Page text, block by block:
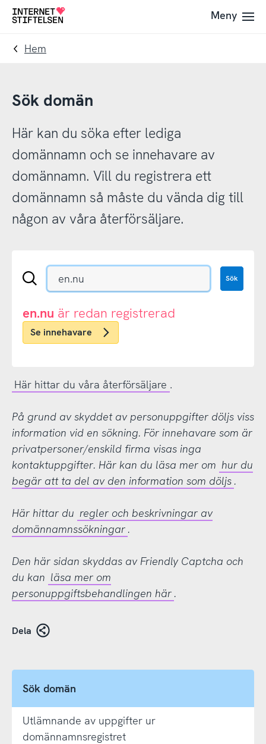
Till
navigering
Till
innehåll
Till
Meny
Hem
Sök domän
Här kan du söka efter lediga
domännamn och se innehavare av
domännamn. Vill du registrera ett
domännamn så måste du vända dig till
någon av våra återförsäljare.
Sök
eller
.nu-
domän
Sök
en.nu är redan registrerad
Se innehavare
Här hittar du våra återförsäljare .
På grund av skyddet av personuppgifter döljs viss
information vid en sökning. För innehavare som är
privatpersoner/enskild firma visas inga
kontaktuppgifter. Här kan du läsa mer om hur du
begär att ta del av den information som döljs .
Här hittar du regler och beskrivningar av
domännamnssökningar .
Den här sidan skyddas av Friendly Captcha och
du kan läsa mer om
personuppgiftsbehandlingen här .
Dela
Sök domän
Utlämnande av uppgifter ur
domännamnsregistret